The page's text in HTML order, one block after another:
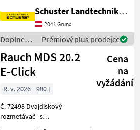
Bedienung ISOLINK mit
Vorbereitung für Betrieb
mit beliebigem ISOBUS-
Terminal, Schieberein
Schuster Landtechnik Grund
2041 Grund
Doplnenie
živin a
polievanie
/ Lemken
Prémiový plus prodejce
Rauch MDS 20.2
E-Click
Cena
na
vyžádání
R. v. 2026
900 l
Č. 72498 Dvojdiskový
rozmetávač - s